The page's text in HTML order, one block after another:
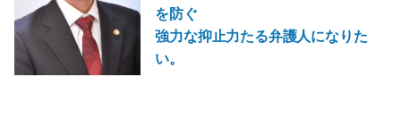
を防ぐ
強力な抑止力たる弁護人になりた
い。